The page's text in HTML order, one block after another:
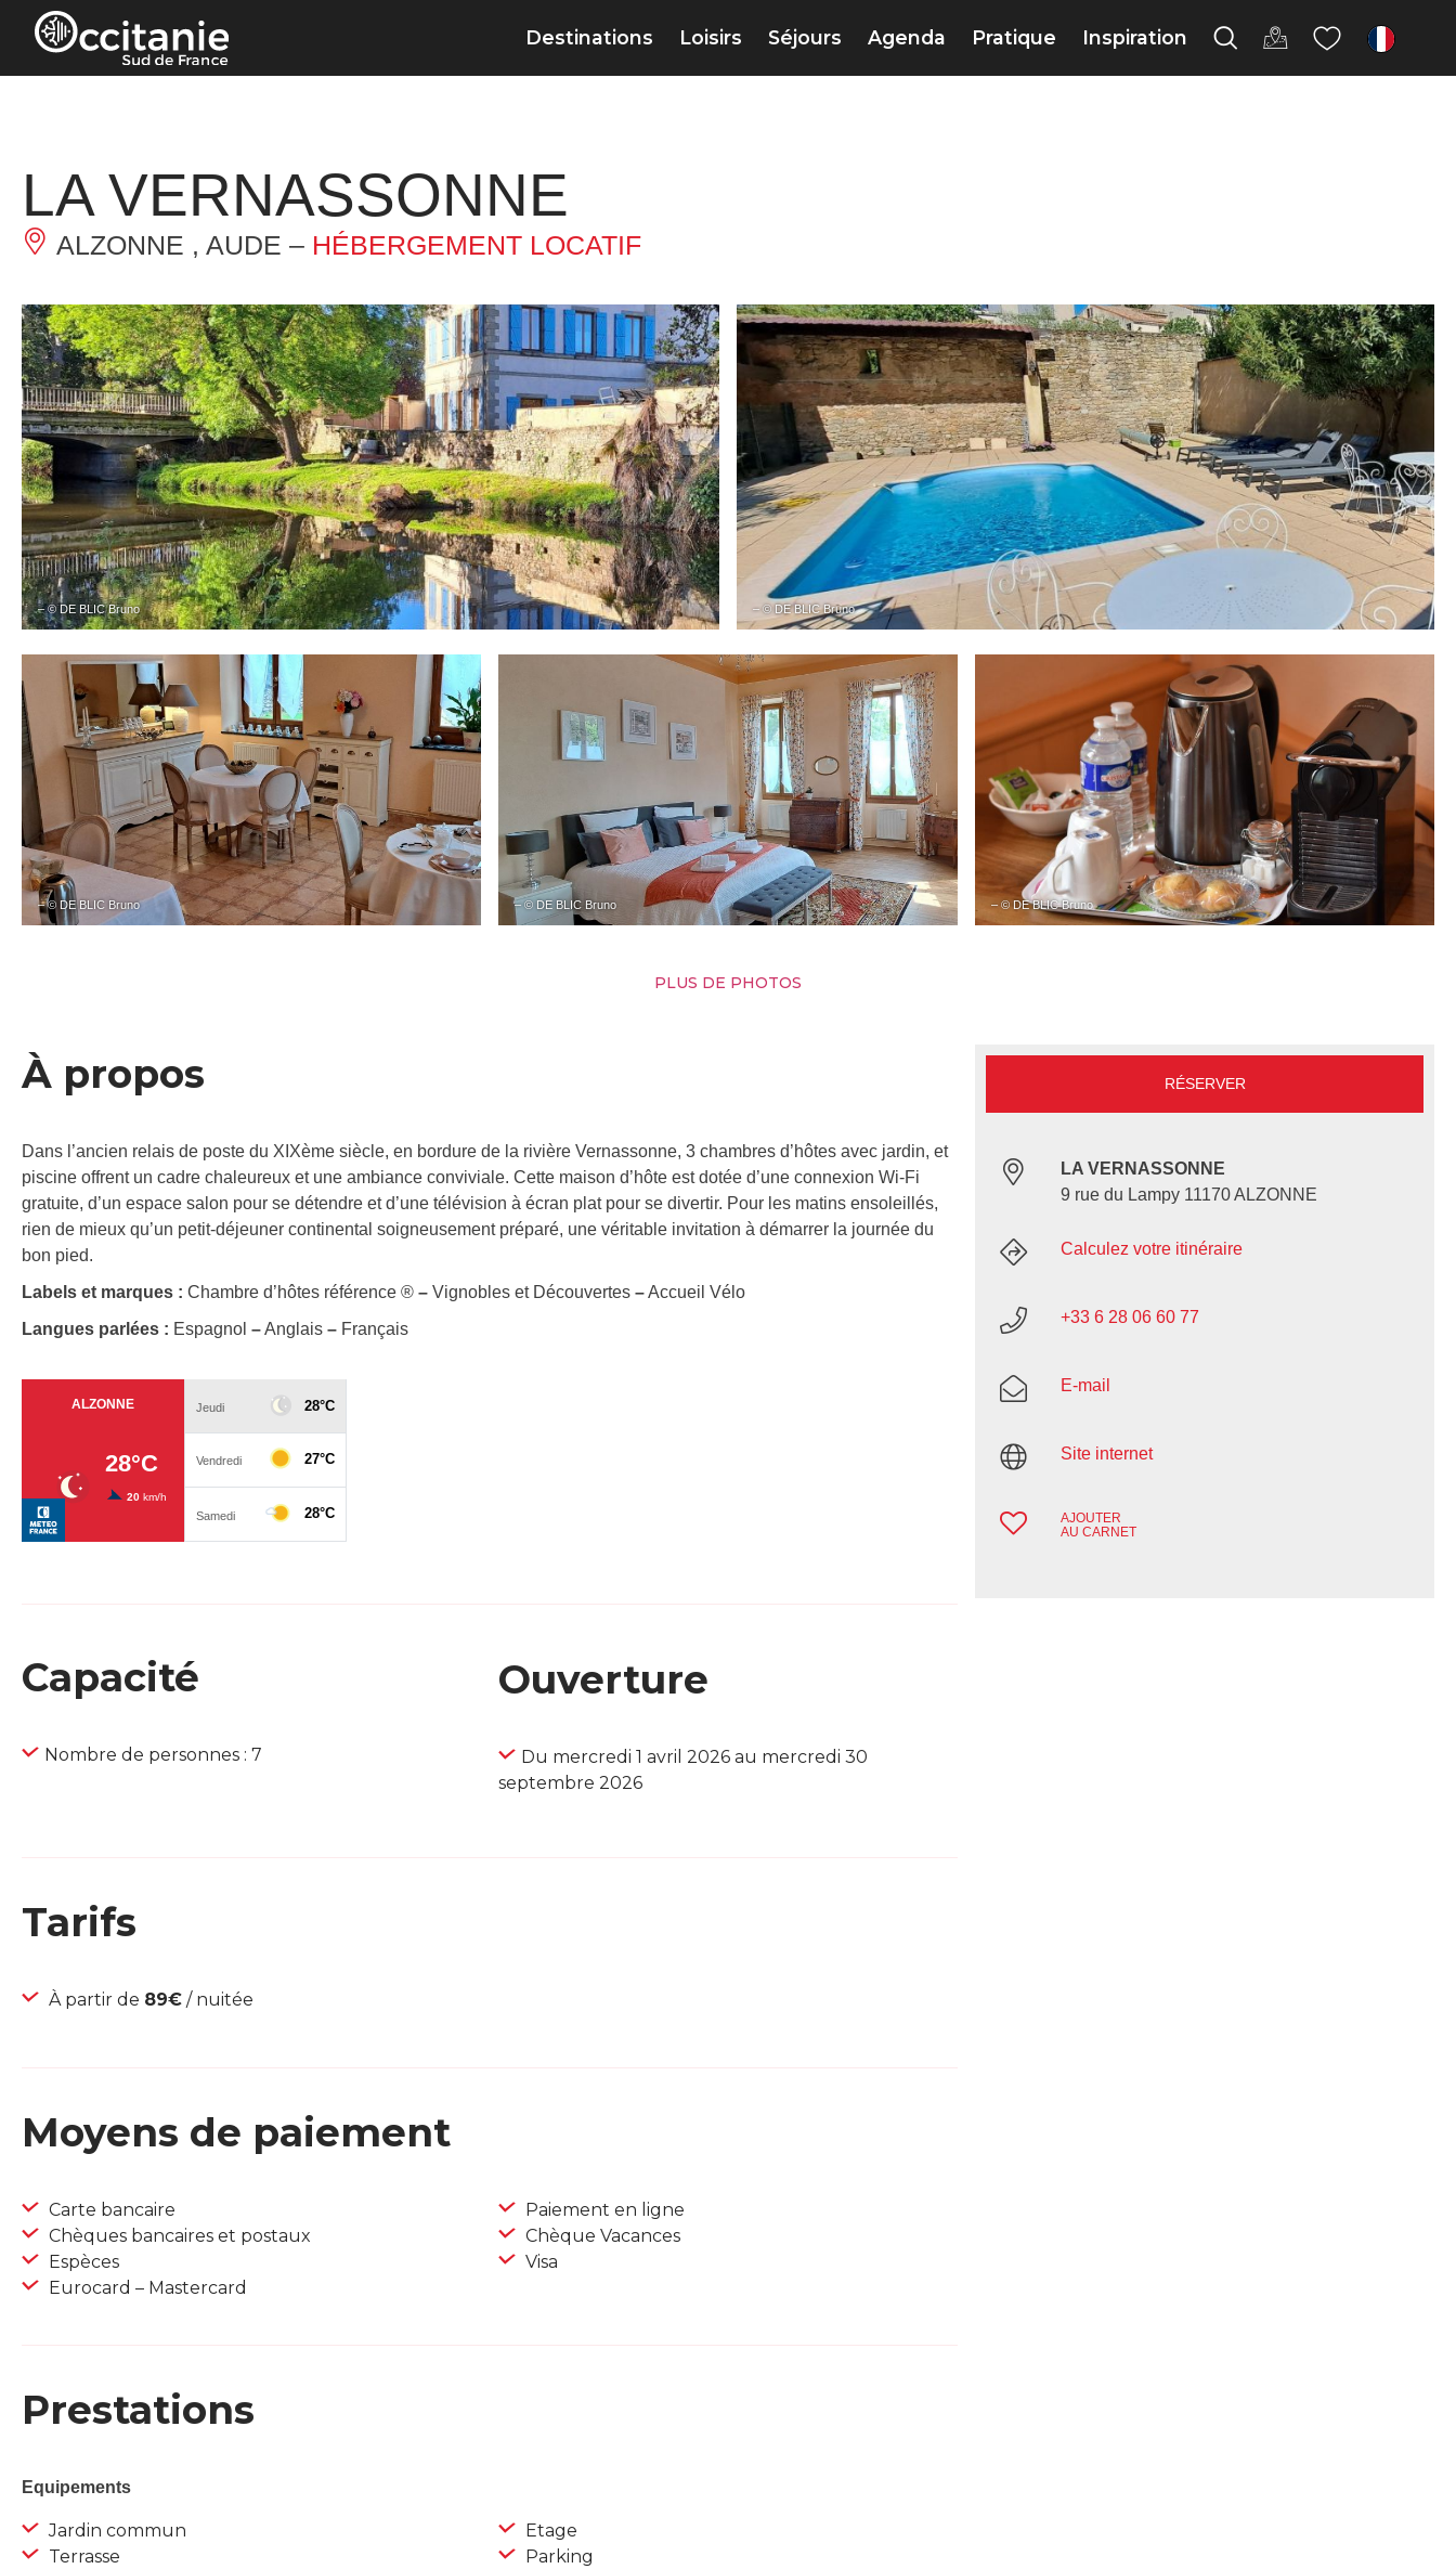
Panneau de gestion des cookies
Destinations Loisirs Séjours Agenda Pratique Inspiration fr
LA VERNASSONNE
ALZONNE , AUDE – HÉBERGEMENT LOCATIF
– © DE BLIC Bruno – © DE BLIC Bruno
– © DE BLIC Bruno – © DE BLIC Bruno – © DE BLIC Bruno
PLUS DE PHOTOS
À propos
Dans l’ancien relais de poste du XIXème siècle, en bordure de la rivière Vernassonne, 3 chambres d’hôtes avec jardin, et
piscine offrent un cadre chaleureux et une ambiance conviviale. Cette maison d’hôte est dotée d’une connexion Wi-Fi
gratuite, d’un espace salon pour se détendre et d’une télévision à écran plat pour se divertir. Pour les matins ensoleillés,
rien de mieux qu’un petit-déjeuner continental soigneusement préparé, une véritable invitation à démarrer la journée du
bon pied.
Labels et marques : Chambre d’hôtes référence ® – Vignobles et Découvertes –Accueil Vélo
Langues parlées : Espagnol –Anglais – Français
Capacité
Nombre de personnes : 7
Ouverture
Du mercredi 1 avril 2026 au mercredi 30
septembre 2026
Tarifs
À partir de 89€ / nuitée
Moyens de paiement
Carte bancaire
Chèques bancaires et postaux
Espèces
Eurocard – Mastercard
Paiement en ligne
Chèque Vacances
Visa
Prestations
Equipements
Jardin commun
Terrasse
Etage
Parking
RÉSERVER
LA VERNASSONNE
9 rue du Lampy 11170 ALZONNE
Calculez votre itinéraire
+33 6 28 06 60 77
E-mail
Site internet
AJOUTER
AU CARNET